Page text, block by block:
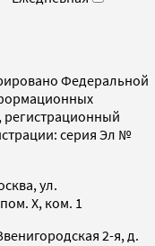
Федеральной
регистрационный
серия Эл №
ул.
X, ком. 1
2-я, д.